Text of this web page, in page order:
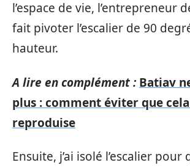
l’espace de vie, l’entrepreneur
fait pivoter l’escalier de 90
hauteur.
A lire en complément : Batiav
plus : comment éviter que
reproduise
Ensuite, j’ai isolé l’escalier pour